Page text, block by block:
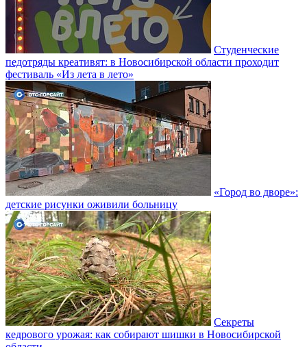
Студенческие
педотряды креативят: в Новосибирской области проходит
фестиваль «Из лета в лето»
«Город во дворе»:
детские рисунки оживили больницу
Секреты
кедрового урожая: как собирают шишки в Новосибирской